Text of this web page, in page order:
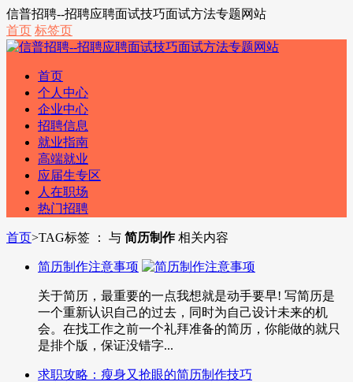
信普招聘--招聘应聘面试技巧面试方法专题网站
首页 标签页
首页
个人中心
企业中心
招聘信息
就业指南
高端就业
应届生专区
人在职场
热门招聘
首页>TAG标签 ： 与 简历制作相关内容
简历制作注意事项
关于简历，最重要的一点我想就是动手要早! 写简历是
一个重新认识自己的过去，同时为自己设计未来的机
会。在找工作之前一个礼拜准备的简历，你能做的就只
是排个版，保证没错字...
求职攻略：瘦身又抢眼的简历制作技巧